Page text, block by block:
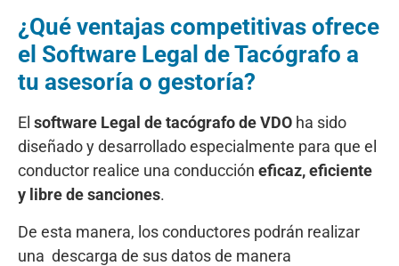
¿Qué ventajas competitivas ofrece
el Software Legal de Tacógrafo a
tu asesoría o gestoría?
El software Legal de tacógrafo de VDO ha sido
diseñado y desarrollado especialmente para que el
conductor realice una conducción eficaz, eficiente
y libre de sanciones.
De esta manera, los conductores podrán realizar
una descarga de sus datos de manera